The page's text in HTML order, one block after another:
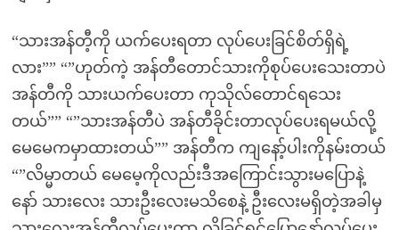
“သားအန်တီ့ကို ယက်ပေးရတာ လုပ်ပေးခြင်စိတ်ရှိရဲ့
လား”” “”ဟုတ်ကဲ့ အန်တီတောင်သားကိုစုပ်ပေးသေးတာပဲ
အန်တီကို သားယက်ပေးတာ ကုသိုလ်တောင်ရသေး
တယ်”” “”သားအန်တီပဲ အန်တီခိုင်းတာလုပ်ပေးရမယ်လို့
မေမေကမှာထားတယ်”” အန်တီက ကျနော့်ပါးကိုနမ်းတယ်
“”လိမ္မာတယ် မေမေ့ကိုလည်းဒီအကြောင်းသွားမပြောနဲ့
နော် သားလေး သားဦးလေးမသိစေနဲ့ ဦးလေးမရှိတဲ့အခါမှ